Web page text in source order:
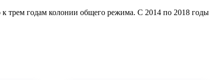
к трем годам колонии общего режима. С 2014 по 2018 годы